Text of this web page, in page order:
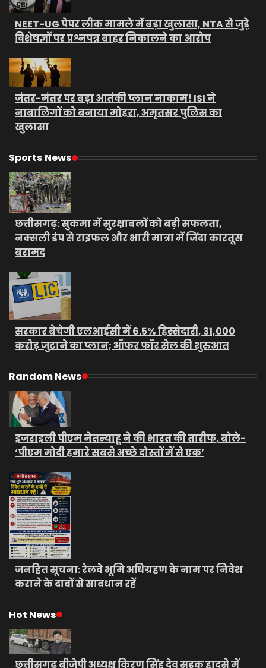
NEET-UG पेपर लीक मामले में बड़ा खुलासा, NTA से जुड़े
विशेषज्ञों पर प्रश्नपत्र बाहर निकालने का आरोप
जंतर-मंतर पर बड़ा आतंकी प्लान नाकाम! ISI ने
नाबालिगों को बनाया मोहरा, अमृतसर पुलिस का
खुलासा
Sports News
छत्तीसगढ़: सुकमा में सुरक्षाबलों को बड़ी सफलता,
नक्सली डंप से राइफल और भारी मात्रा में जिंदा कारतूस
बरामद
सरकार बेचेगी एलआईसी में 6.5% हिस्सेदारी, 31,000
करोड़ जुटाने का प्लान; ऑफर फॉर सेल की शुरुआत
Random News
इजराइली पीएम नेतन्याहू ने की भारत की तारीफ, बोले-
‘पीएम मोदी हमारे सबसे अच्छे दोस्तों में से एक’
जनहित सूचना: रेलवे भूमि अधिग्रहण के नाम पर निवेश
कराने के दावों से सावधान रहें
Hot News
छत्तीसगढ़ बीजेपी अध्यक्ष किरण सिंह देव सड़क हादसे में